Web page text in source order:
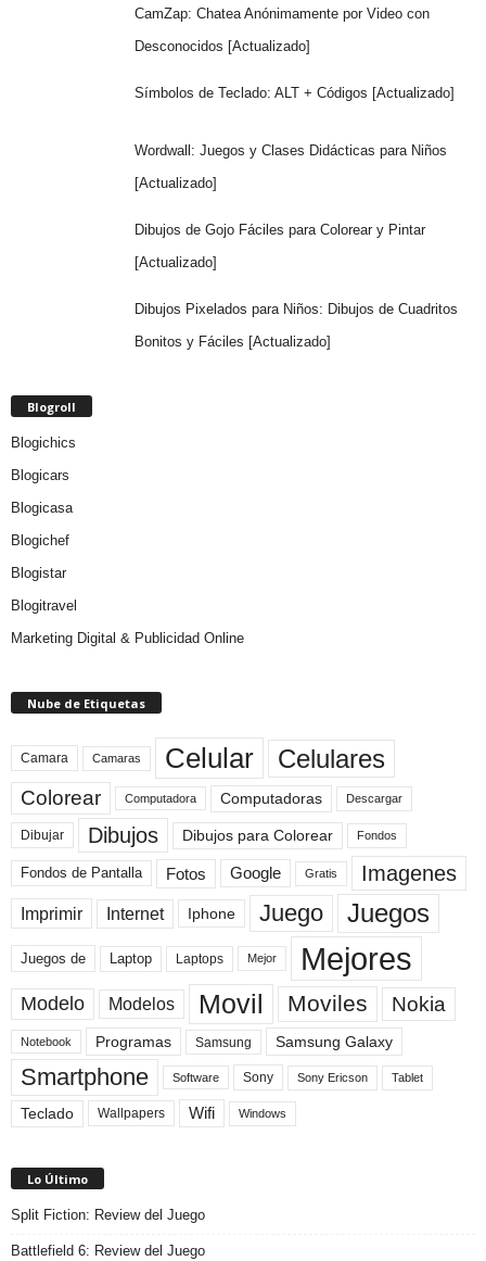
CamZap: Chatea Anónimamente por Video con
Desconocidos [Actualizado]
Símbolos de Teclado: ALT + Códigos [Actualizado]
Wordwall: Juegos y Clases Didácticas para Niños
[Actualizado]
Dibujos de Gojo Fáciles para Colorear y Pintar
[Actualizado]
Dibujos Pixelados para Niños: Dibujos de Cuadritos
Bonitos y Fáciles [Actualizado]
Blogroll
Blogichics
Blogicars
Blogicasa
Blogichef
Blogistar
Blogitravel
Marketing Digital & Publicidad Online
Nube de Etiquetas
Camara Camaras Celular Celulares
Colorear Computadora Computadoras Descargar
Dibujar Dibujos Dibujos para Colorear Fondos
Fondos de Pantalla Fotos Google Gratis Imagenes
Imprimir Internet Iphone Juego Juegos
Juegos de Laptop Laptops Mejor Mejores
Modelo Modelos Movil Moviles Nokia
Notebook Programas Samsung Samsung Galaxy
Smartphone Software Sony Sony Ericson Tablet
Teclado Wallpapers Wifi Windows
Lo Último
Split Fiction: Review del Juego
Battlefield 6: Review del Juego